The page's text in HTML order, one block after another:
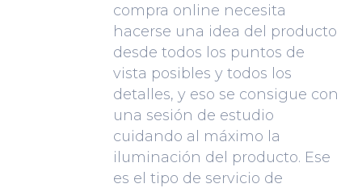
compra online necesita
hacerse una idea del producto
desde todos los puntos de
vista posibles y todos los
detalles, y eso se consigue con
una sesión de estudio
cuidando al máximo la
iluminación del producto. Ese
es el tipo de servicio de